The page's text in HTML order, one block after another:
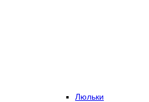
Люльки